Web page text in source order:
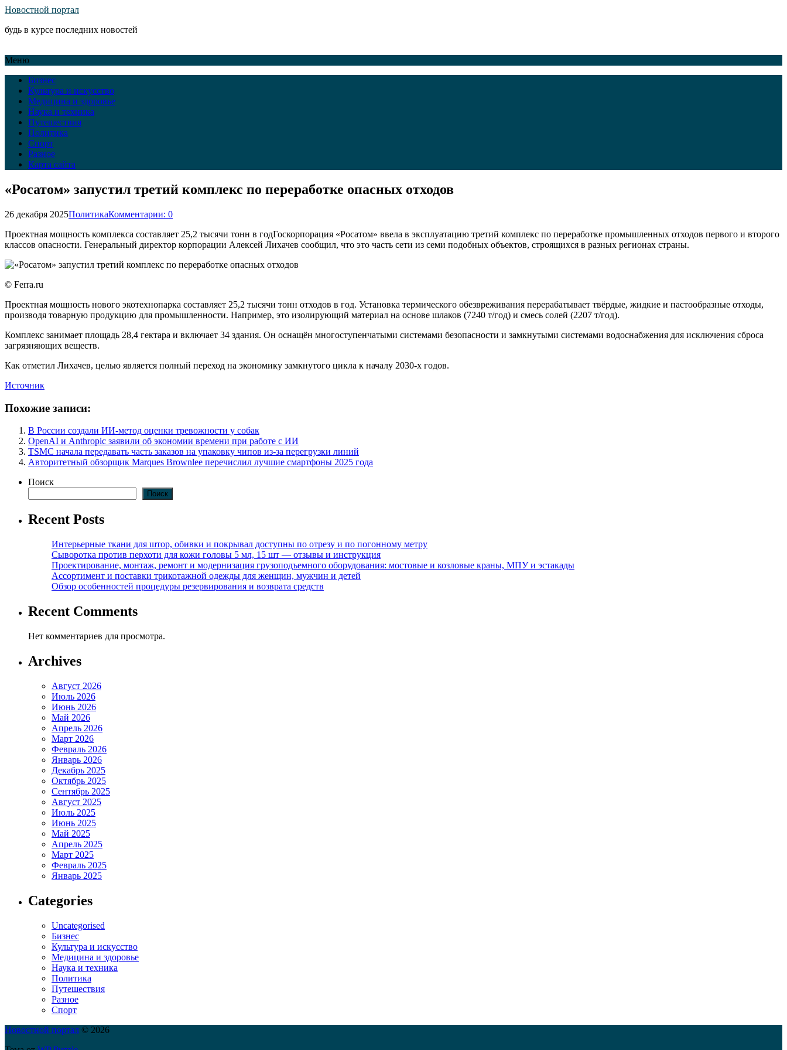
Новостной портал
будь в курсе последних новостей
Меню
Бизнес
Культура и искусство
Медицина и здоровье
Наука и техника
Путешествия
Политика
Спорт
Разное
Карта сайта
«Росатом» запустил третий комплекс по переработке опасных отходов
26 декабря 2025ПолитикаКомментарии: 0
Проектная мощность комплекса составляет 25,2 тысячи тонн в годГоскорпорация «Росатом» ввела в эксплуатацию третий комплекс по переработке промышленных отходов первого и второго
классов опасности. Генеральный директор корпорации Алексей Лихачев сообщил, что это часть сети из семи подобных объектов, строящихся в разных регионах страны.
© Ferra.ru
Проектная мощность нового экотехнопарка составляет 25,2 тысячи тонн отходов в год. Установка термического обезвреживания перерабатывает твёрдые, жидкие и пастообразные отходы,
производя товарную продукцию для промышленности. Например, это изолирующий материал на основе шлаков (7240 т/год) и смесь солей (2207 т/год).
Комплекс занимает площадь 28,4 гектара и включает 34 здания. Он оснащён многоступенчатыми системами безопасности и замкнутыми системами водоснабжения для исключения сброса
загрязняющих веществ.
Как отметил Лихачев, целью является полный переход на экономику замкнутого цикла к началу 2030-х годов.
Источник
Похожие записи:
В России создали ИИ-метод оценки тревожности у собак
OpenAI и Anthropic заявили об экономии времени при работе с ИИ
TSMC начала передавать часть заказов на упаковку чипов из-за перегрузки линий
Авторитетный обзорщик Marques Brownlee перечислил лучшие смартфоны 2025 года
Поиск
Поиск
Recent Posts
Интерьерные ткани для штор, обивки и покрывал доступны по отрезу и по погонному метру
Сыворотка против перхоти для кожи головы 5 мл, 15 шт — отзывы и инструкция
Проектирование, монтаж, ремонт и модернизация грузоподъемного оборудования: мостовые и козловые краны, МПУ и эстакады
Ассортимент и поставки трикотажной одежды для женщин, мужчин и детей
Обзор особенностей процедуры резервирования и возврата средств
Recent Comments
Нет комментариев для просмотра.
Archives
Август 2026
Июль 2026
Июнь 2026
Май 2026
Апрель 2026
Март 2026
Февраль 2026
Январь 2026
Декабрь 2025
Октябрь 2025
Сентябрь 2025
Август 2025
Июль 2025
Июнь 2025
Май 2025
Апрель 2025
Март 2025
Февраль 2025
Январь 2025
Categories
Uncategorised
Бизнес
Культура и искусство
Медицина и здоровье
Наука и техника
Политика
Путешествия
Разное
Спорт
Новостной портал © 2026